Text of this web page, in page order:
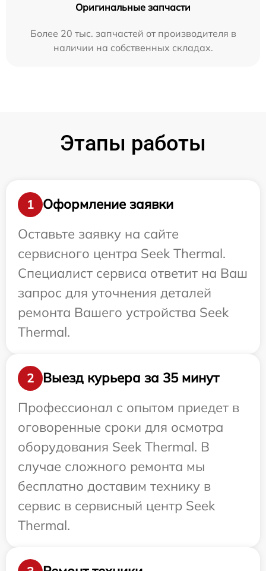
Оригинальные запчасти
Более 20 тыс. запчастей от производителя в
наличии на собственных складах.
Этапы работы
1
Оформление заявки
Оставьте заявку на сайте
сервисного центра Seek Thermal.
Специалист сервиса ответит на Ваш
запрос для уточнения деталей
ремонта Вашего устройства Seek
Thermal.
2
Выезд курьера за 35 минут
Профессионал с опытом приедет в
оговоренные сроки для осмотра
оборудования Seek Thermal. В
случае сложного ремонта мы
бесплатно доставим технику в
сервис в сервисный центр Seek
Thermal.